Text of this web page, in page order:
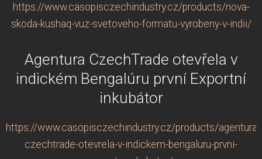
https://www.casopisczechindustry.cz/products/nova-
skoda-kushaq-vuz-svetoveho-formatu-vyrobeny-v-indii/
Agentura CzechTrade otevřela v
indickém Bengalúru první Exportní
inkubátor
https://www.casopisczechindustry.cz/products/agentura-
czechtrade-otevrela-v-indickem-bengaluru-prvni-